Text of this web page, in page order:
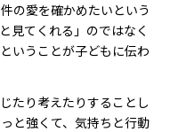
の愛を確かめたいという
見てくれる」のではなく
いうことが子どもに伝わ
たり考えたりすることし
と強くて、気持ちと行動